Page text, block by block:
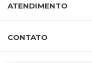
ATENDIMENTO
CONTATO